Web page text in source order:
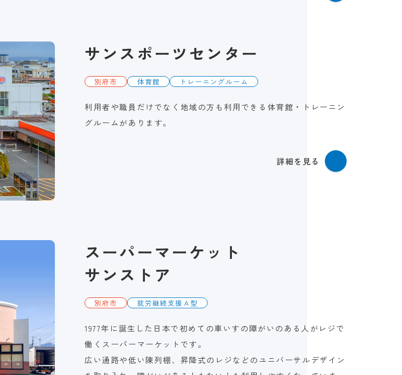
サンスポーツセンター
別府市 体育館 トレーニングルーム
利用者や職員だけでなく地域の方も利用できる体育館・トレーニン
グルームがあります。
詳細を見る
スーパーマーケット
サンストア
別府市 就労継続支援Ａ型
1977年に誕生した日本で初めての車いすの障がいのある人がレジで
働くスーパーマーケットです。
広い通路や低い陳列棚、昇降式のレジなどのユニバーサルデザイン